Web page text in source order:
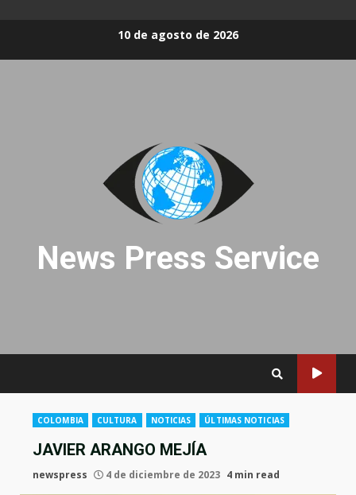
10 de agosto de 2026
News Press Service
COLOMBIA CULTURA NOTICIAS ÚLTIMAS NOTICIAS
JAVIER ARANGO MEJÍA
newspress 4 de diciembre de 2023 4 min read